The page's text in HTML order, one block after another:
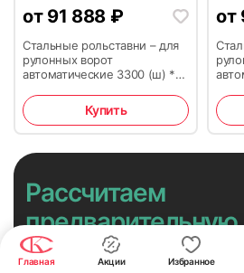
Главная Акции Избранное
от 91 888 ₽
Стальные рольставни – для
рулонных ворот
автоматические 3300 (ш) *
Купить
от
Рассчитаем
предварительную
и поможем с